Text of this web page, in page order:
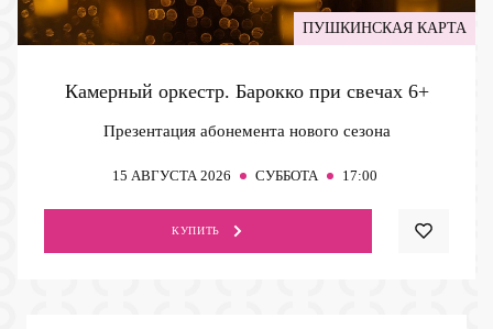
ПУШКИНСКАЯ КАРТА
Камерный оркестр. Барокко при свечах 6+
Презентация абонемента нового сезона
15 АВГУСТА 2026 СУББОТА 17:00
КУПИТЬ